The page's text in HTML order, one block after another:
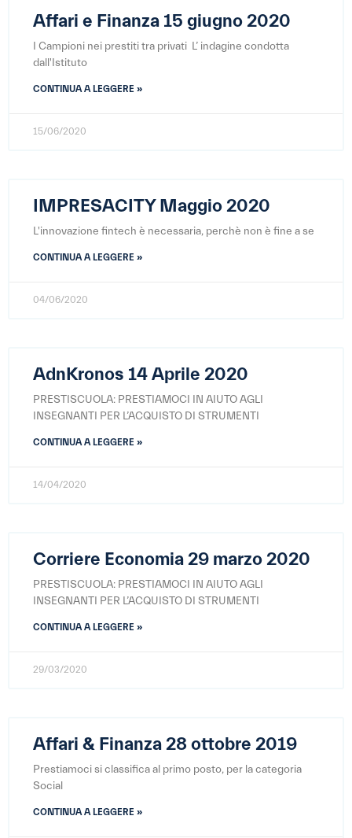
Affari e Finanza 15 giugno 2020
I Campioni nei prestiti tra privati L’ indagine condotta
dall'Istituto
CONTINUA A LEGGERE »
15/06/2020
IMPRESACITY Maggio 2020
L'innovazione fintech è necessaria, perchè non è fine a se
CONTINUA A LEGGERE »
04/06/2020
AdnKronos 14 Aprile 2020
PRESTISCUOLA: PRESTIAMOCI IN AIUTO AGLI
INSEGNANTI PER L’ACQUISTO DI STRUMENTI
CONTINUA A LEGGERE »
14/04/2020
Corriere Economia 29 marzo 2020
PRESTISCUOLA: PRESTIAMOCI IN AIUTO AGLI
INSEGNANTI PER L’ACQUISTO DI STRUMENTI
CONTINUA A LEGGERE »
29/03/2020
Affari & Finanza 28 ottobre 2019
Prestiamoci si classifica al primo posto, per la categoria
Social
CONTINUA A LEGGERE »